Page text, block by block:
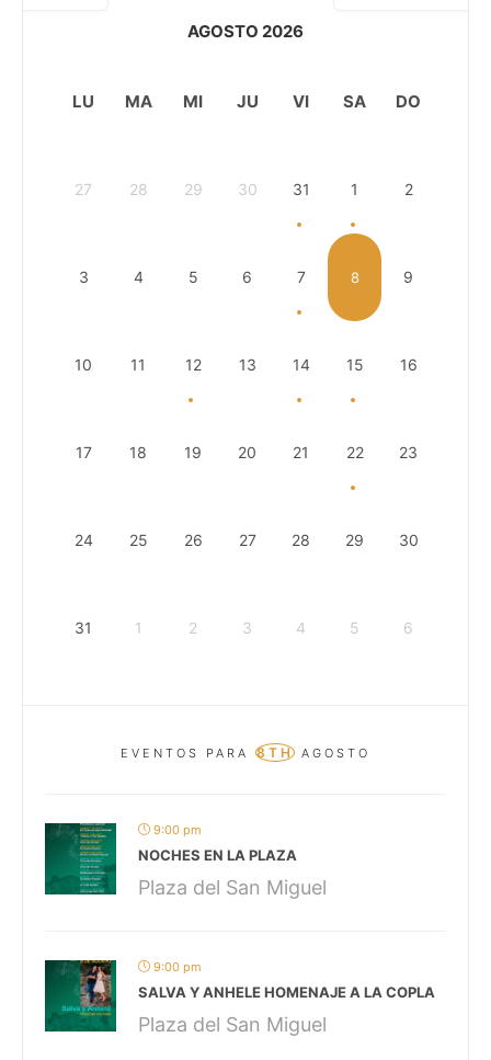
AGOSTO 2026
LU MA MI JU VI SA DO
27 28 29 30 31 1 2
3 4 5 6 7 8 9
10 11 12 13 14 15 16
17 18 19 20 21 22 23
24 25 26 27 28 29 30
31 1 2 3 4 5 6
EVENTOS PARA 8TH AGOSTO
9:00 pm
NOCHES EN LA PLAZA
Plaza del San Miguel
9:00 pm
SALVA Y ANHELE HOMENAJE A LA COPLA
Plaza del San Miguel